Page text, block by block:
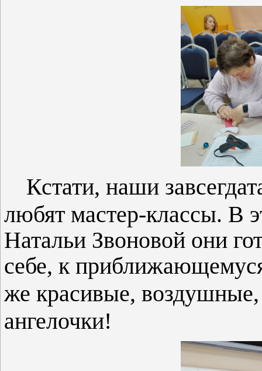
Кстати, наши
любят мастер-классы. В
Натальи Звоновой они
себе, к
же красивые, воздушные,
ангелочки!